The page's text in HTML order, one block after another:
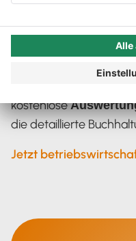
ausgeglichen wird.
Das Steuerberater-
eine ideale Basis für
Beratung Ihrer
kostenlose
die detaillierte
Jetzt